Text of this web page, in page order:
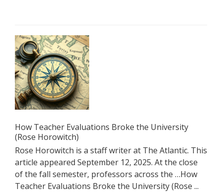
How Teacher Evaluations Broke the University
(Rose Horowitch)
Rose Horowitch is a staff writer at The Atlantic. This
article appeared September 12, 2025. At the close
of the fall semester, professors across the …How
Teacher Evaluations Broke the University (Rose ...